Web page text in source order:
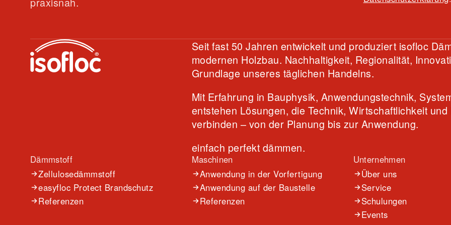
Eine
aus
Seit fast 50 Jahren entwickelt und produziert isofloc
modernen Holzbau. Nachhaltigkeit, Regionalität,
Grundlage unseres täglichen Handelns.
Mit Erfahrung in Bauphysik, Anwendungstechnik,
entstehen Lösungen, die Technik, Wirtschaftlichkeit
verbinden – von der Planung bis zur Anwendung.
einfach perfekt dämmen.
Dämmstoff
Zellulosedämmstoff
easyfloc Protect Brandschutz
Referenzen
Maschinen
Anwendung in der Vorfertigung
Anwendung auf der Baustelle
Referenzen
Unternehmen
Über uns
Service
Schulungen
Events